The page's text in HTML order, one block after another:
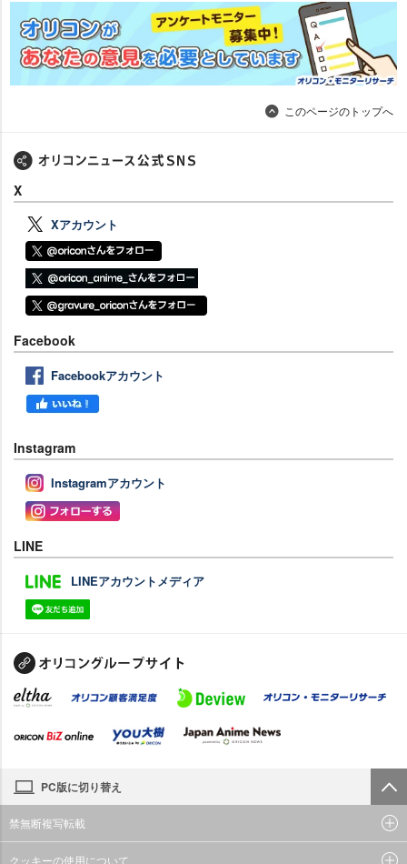
このページのトップへ
X
Xアカウント
Facebook
Facebookアカウント
Instagram
Instagramアカウント
LINE
LINEアカウントメディア
PC版に切り替え
禁無断複写転載
クッキーの使用について